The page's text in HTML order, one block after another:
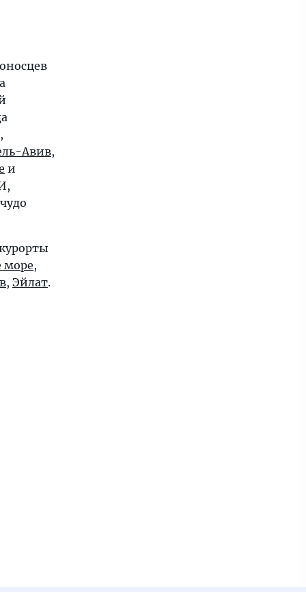
,
Авив,
и
море,
, Эйлат.